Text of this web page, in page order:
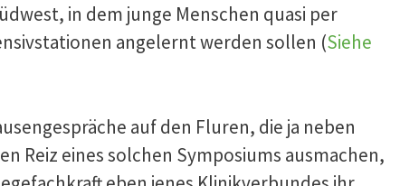
in dem junge Menschen quasi per
angelernt werden sollen (Siehe
auf den Fluren, die ja neben
Reiz eines solchen Symposiums ausmachen,